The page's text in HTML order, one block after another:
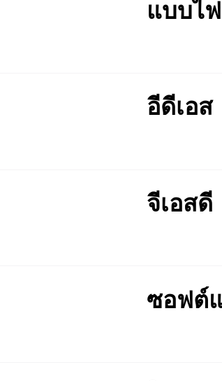
แบบไ
อีดีเอส
จีเอสดี
ซอฟต์